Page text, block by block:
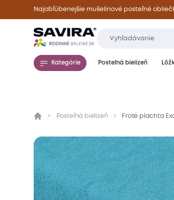
Najobľúbenejšie mušelínové posteľné
Kategórie Posteľná bielizeň
Prehľad Parametre Popis
Posteľná bielizeň Froté plachta